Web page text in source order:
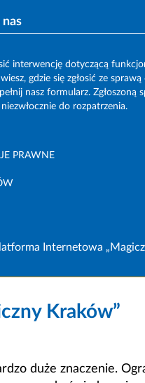
nas
interwencję dotyczącą
gdzie się zgłosić ze
nasz formularz. Zgłoszoną
do rozpatrzenia.
PRAWNE
Internetowa
Kraków”
duże znaczenie.